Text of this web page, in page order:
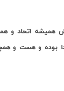
اتحاد و
بوده و هست و